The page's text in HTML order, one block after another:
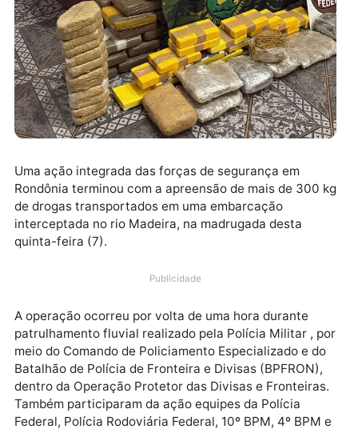
Rondônia terminou com a apreensão de mais de
interceptada no rio Madeira, na madrugada desta
quinta-feira (7).
Publicidade
A operação ocorreu por volta de uma hora durante